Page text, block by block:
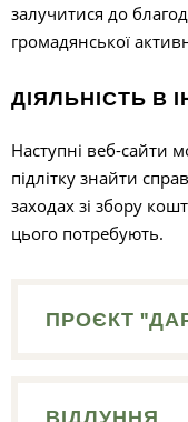
залучитися до
громадянської
ДІЯЛЬНІСТЬ В
Наступні веб-сайти
підлітку знайти
заходах зі збору
цього потребують.
ПРОЄКТ